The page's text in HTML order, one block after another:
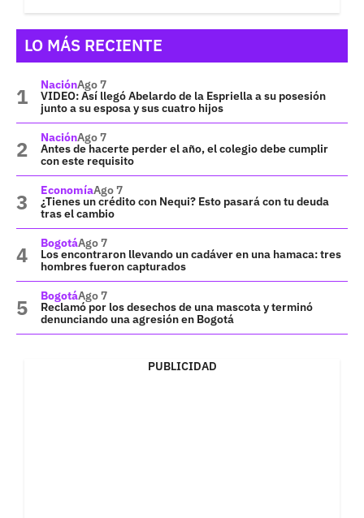
LO MÁS RECIENTE
NaciónAgo 7
VIDEO: Así llegó Abelardo de la Espriella a su posesión
junto a su esposa y sus cuatro hijos
NaciónAgo 7
Antes de hacerte perder el año, el colegio debe cumplir
con este requisito
EconomíaAgo 7
¿Tienes un crédito con Nequi? Esto pasará con tu deuda
tras el cambio
BogotáAgo 7
Los encontraron llevando un cadáver en una hamaca: tres
hombres fueron capturados
BogotáAgo 7
Reclamó por los desechos de una mascota y terminó
denunciando una agresión en Bogotá
PUBLICIDAD